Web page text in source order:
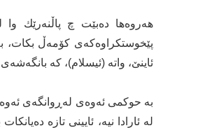
ھەروەھا دەبێت چ پاڵنەرێك
پێخوستکراوەکەی کۆمەڵ بکات،
ئاینێ، واتە (ئیسلام)، کە
بە حوکمی ئەوەی لەڕوانگەی
لە ئارادا نیە، ئایینی تازە